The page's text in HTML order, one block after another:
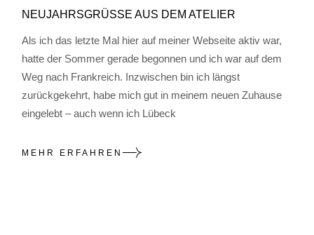
NEUJAHRSGRÜSSE AUS DEM ATELIER
Als ich das letzte Mal hier auf meiner Webseite aktiv war,
hatte der Sommer gerade begonnen und ich war auf dem
Weg nach Frankreich. Inzwischen bin ich längst
zurückgekehrt, habe mich gut in meinem neuen Zuhause
eingelebt – auch wenn ich Lübeck
MEHR ERFAHREN